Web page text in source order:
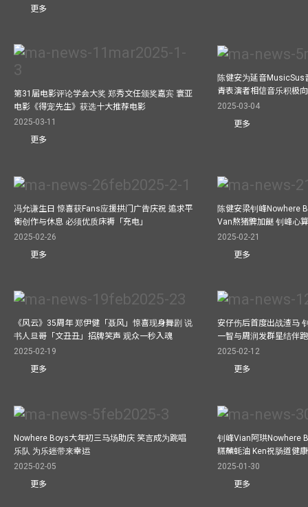
更多
第31届电影评论学会大奖 郑秀文任颁奖嘉宾 寰亚
电影《得宠先生》获选十大推荐电影
2025-03-11
更多
陈健安为延音MusicSus
青表演者相信音乐积极
2025-03-04
更多
冯允谦生日 惊喜获Fans应援拱门广告庆祝 追求平
衡创作与休息 必须优质床褥「充电」
2025-02-26
更多
陈健安梁钊峰Nowhere
Van熬猪髀加餸 钊峰心
2025-02-21
更多
《风云》35周年 郑伊健「聂风」惊喜现身舞剧 说
书人旦哥「文丑丑」招牌笑声 观众一秒入魂
2025-02-19
更多
安仔伤后首度出战渣马
一智与周润发群星结伴
2025-02-12
更多
Nowhere Boys大年初三马场助庆 笑言成为跳唱
乐队 为乐迷带来幸运
2025-02-05
更多
钊峰Vian阿珙Nowhere
糕蘸蚝油 Ken祝肠道健康
2025-01-30
更多